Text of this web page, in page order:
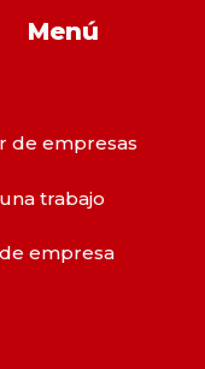
Menú
de empresas
trabajo
empresa